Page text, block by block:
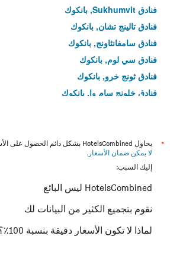
فنادق Sukhumvit, بانكوك
فنادق تالينج تشان, بانكوك
فنادق سامفانثاونج, بانكوك
فنادق سي لوم, بانكوك
فنادق ثونج خرو, بانكوك
فنادق خلونج سام وا, بانكوك
فنادق رات بورانا, بانكوك
فنادق نونغ خايم, بانكوك
فنادق نونغ تشوك, بانكوك
فنادق ساي ماي, بانكوك
فنادق بانج بون, بانكوك
*
يحاول HotelsCombined بشكل دائم الحصول على الأسعار الدقيقة، ولكن
لا يمكن ضمان الأسعار .
إليك السبب:
HotelsCombined ليس البائع
نقوم بتجميع الكثير من البيانات لك
لماذا لا تكون الأسعار دقيقة بنسبة 100٪؟